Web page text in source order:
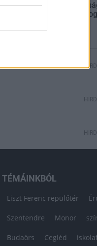
A
a
TÉMÁINKBÓL
Liszt Ferenc repülőtér
Szentendre Monor
Budaörs Cegléd